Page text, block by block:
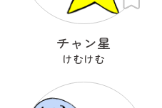
チャン星
けむけむ